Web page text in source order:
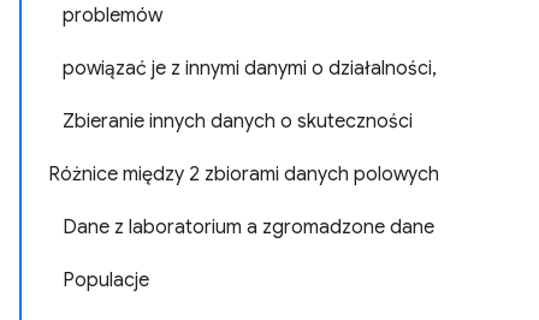
problemów
powiązać je z innymi danymi o działalności,
Zbieranie innych danych o skuteczności
Różnice między 2 zbiorami danych polowych
Dane z laboratorium a zgromadzone dane
Populacje